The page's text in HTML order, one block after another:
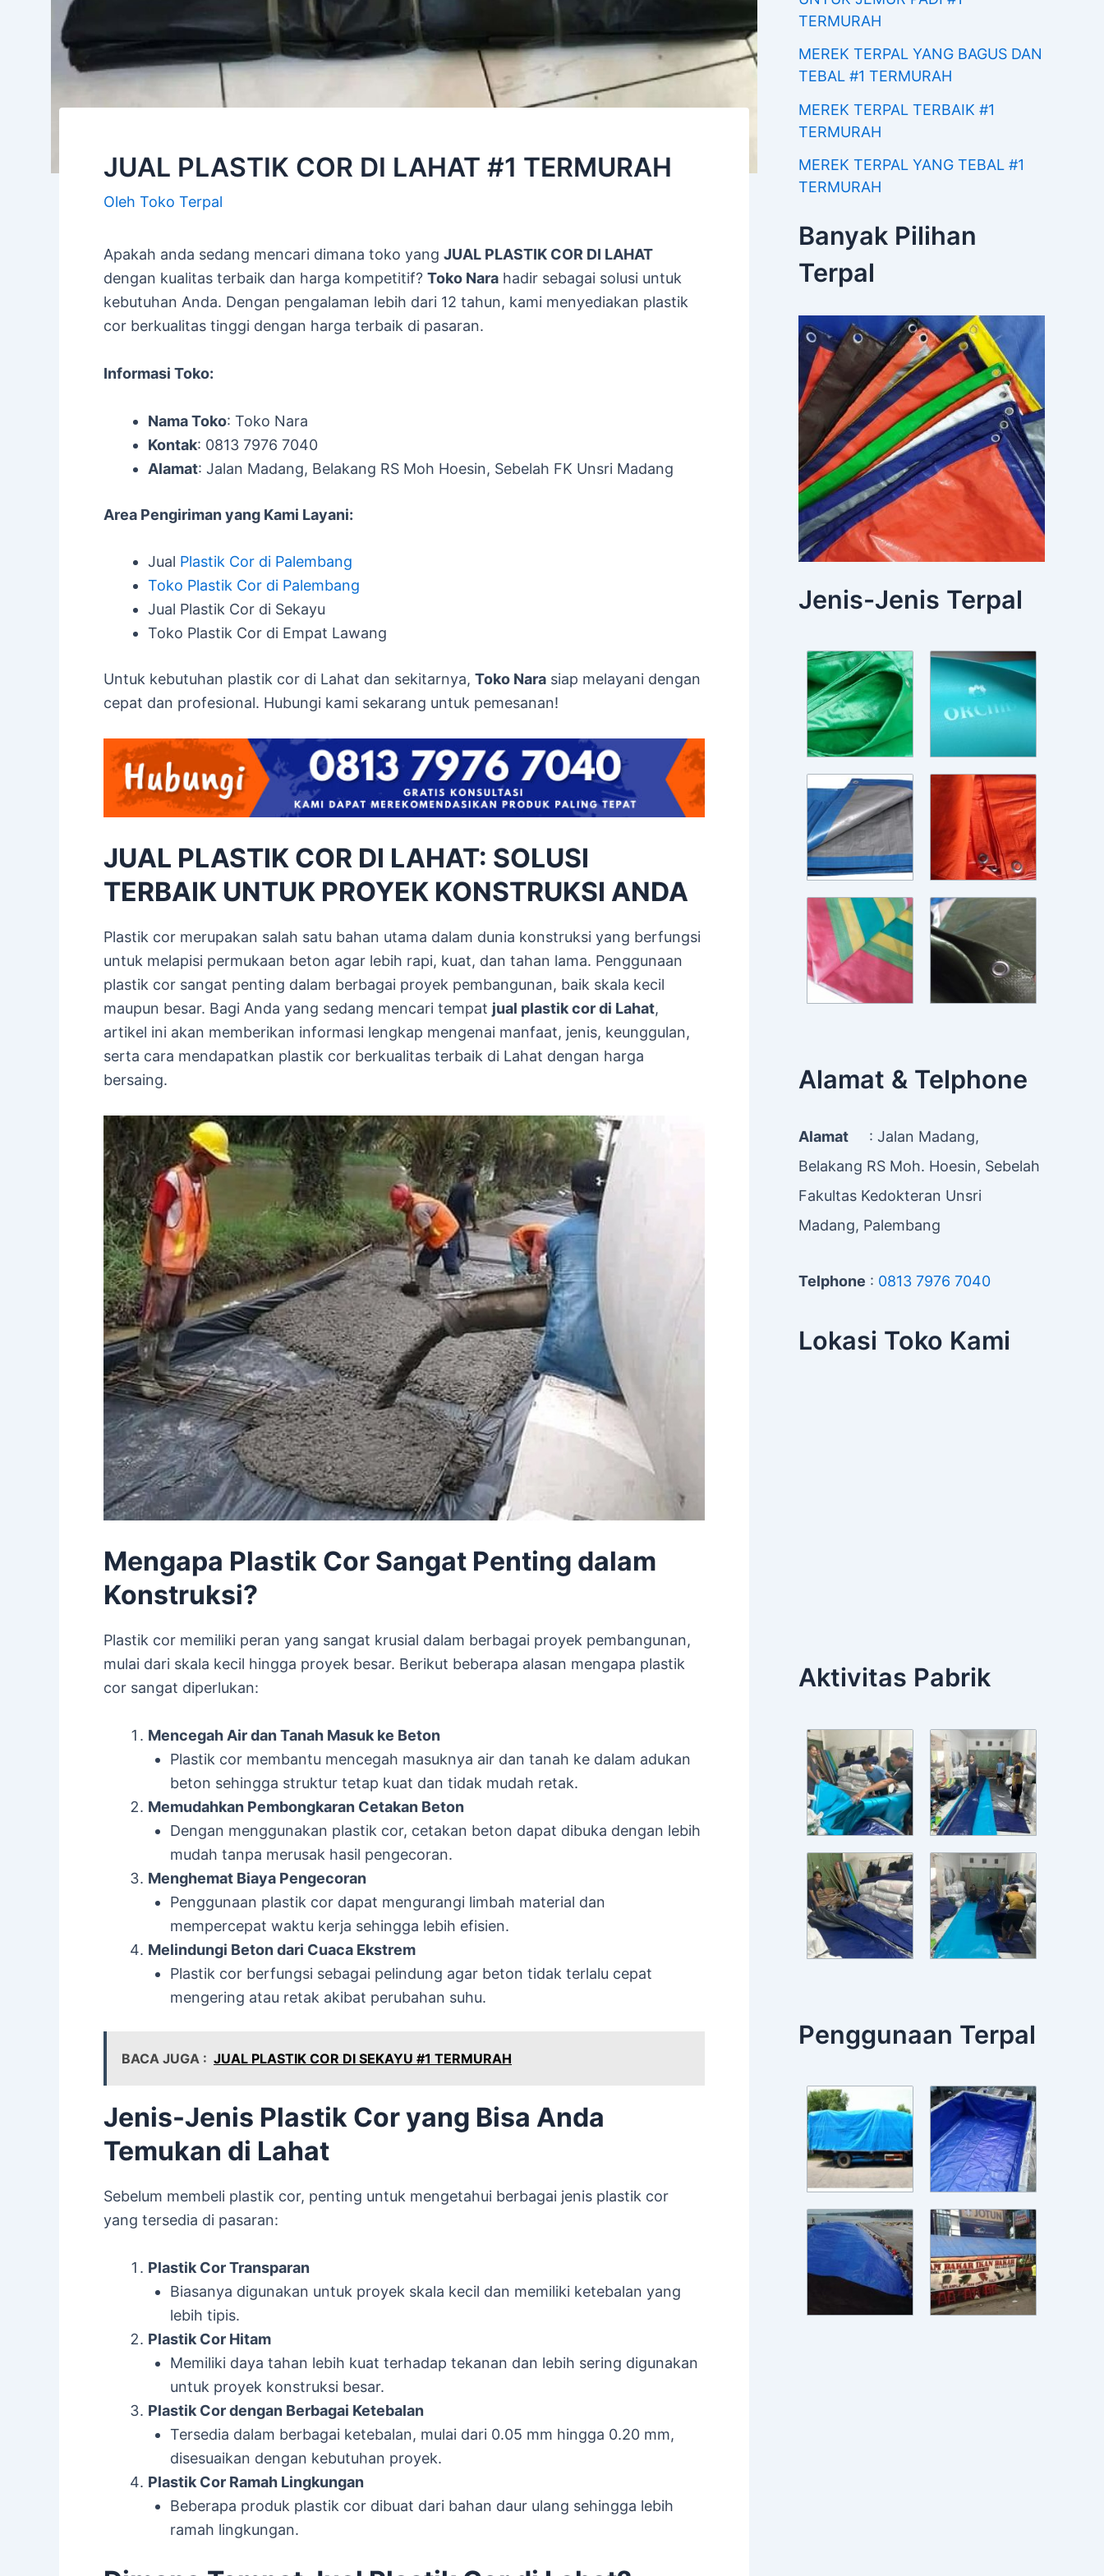
JUAL PLASTIK COR DI LAHAT #1 TERMURAH
Oleh Toko Terpal
Apakah anda sedang mencari dimana toko yang JUAL PLASTIK COR DI LAHAT
dengan kualitas terbaik dan harga kompetitif? Toko Nara hadir sebagai solusi untuk
kebutuhan Anda. Dengan pengalaman lebih dari 12 tahun, kami menyediakan plastik
cor berkualitas tinggi dengan harga terbaik di pasaran.
Informasi Toko:
Nama Toko: Toko Nara
Kontak: 0813 7976 7040
Alamat: Jalan Madang, Belakang RS Moh Hoesin, Sebelah FK Unsri Madang
Area Pengiriman yang Kami Layani:
Jual Plastik Cor di Palembang
Toko Plastik Cor di Palembang
Jual Plastik Cor di Sekayu
Toko Plastik Cor di Empat Lawang
Untuk kebutuhan plastik cor di Lahat dan sekitarnya, Toko Nara siap melayani dengan
cepat dan profesional. Hubungi kami sekarang untuk pemesanan!
JUAL PLASTIK COR DI LAHAT: SOLUSI
TERBAIK UNTUK PROYEK KONSTRUKSI ANDA
Plastik cor merupakan salah satu bahan utama dalam dunia konstruksi yang berfungsi
untuk melapisi permukaan beton agar lebih rapi, kuat, dan tahan lama. Penggunaan
plastik cor sangat penting dalam berbagai proyek pembangunan, baik skala kecil
maupun besar. Bagi Anda yang sedang mencari tempat jual plastik cor di Lahat,
artikel ini akan memberikan informasi lengkap mengenai manfaat, jenis, keunggulan,
serta cara mendapatkan plastik cor berkualitas terbaik di Lahat dengan harga
bersaing.
Mengapa Plastik Cor Sangat Penting dalam
Konstruksi?
Plastik cor memiliki peran yang sangat krusial dalam berbagai proyek pembangunan,
mulai dari skala kecil hingga proyek besar. Berikut beberapa alasan mengapa plastik
cor sangat diperlukan:
Mencegah Air dan Tanah Masuk ke Beton
Plastik cor membantu mencegah masuknya air dan tanah ke dalam adukan
beton sehingga struktur tetap kuat dan tidak mudah retak.
Memudahkan Pembongkaran Cetakan Beton
Dengan menggunakan plastik cor, cetakan beton dapat dibuka dengan lebih
mudah tanpa merusak hasil pengecoran.
Menghemat Biaya Pengecoran
Penggunaan plastik cor dapat mengurangi limbah material dan
mempercepat waktu kerja sehingga lebih efisien.
Melindungi Beton dari Cuaca Ekstrem
Plastik cor berfungsi sebagai pelindung agar beton tidak terlalu cepat
mengering atau retak akibat perubahan suhu.
BACA JUGA : JUAL PLASTIK COR DI SEKAYU #1 TERMURAH
Jenis-Jenis Plastik Cor yang Bisa Anda
Temukan di Lahat
Sebelum membeli plastik cor, penting untuk mengetahui berbagai jenis plastik cor
yang tersedia di pasaran:
Plastik Cor Transparan
Biasanya digunakan untuk proyek skala kecil dan memiliki ketebalan yang
lebih tipis.
Plastik Cor Hitam
Memiliki daya tahan lebih kuat terhadap tekanan dan lebih sering digunakan
untuk proyek konstruksi besar.
Plastik Cor dengan Berbagai Ketebalan
Tersedia dalam berbagai ketebalan, mulai dari 0.05 mm hingga 0.20 mm,
disesuaikan dengan kebutuhan proyek.
Plastik Cor Ramah Lingkungan
Beberapa produk plastik cor dibuat dari bahan daur ulang sehingga lebih
ramah lingkungan.
TERMURAH
MEREK TERPAL YANG BAGUS DAN
TEBAL #1 TERMURAH
MEREK TERPAL TERBAIK #1
TERMURAH
MEREK TERPAL YANG TEBAL #1
TERMURAH
Banyak Pilihan
Terpal
Jenis-Jenis Terpal
Alamat & Telphone
Alamat : Jalan Madang,
Belakang RS Moh. Hoesin, Sebelah
Fakultas Kedokteran Unsri
Madang, Palembang
Telphone : 0813 7976 7040
Lokasi Toko Kami
Aktivitas Pabrik
Penggunaan Terpal